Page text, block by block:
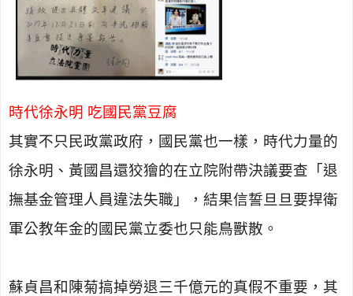
時代徐永明 吃國民黨豆腐
其實不只民政黨政府，國民黨也一樣，時代力量的
徐永明、黃國昌還狡獪的在立院附帶決議要查「退
撫基金管理人員違法失職」，結果信誓旦旦要捍衛
軍公教年金的國民黨立委也只能鳥獸散。
蘇貞昌和陳菊搞掉勞退三千億元的真假不重要，其